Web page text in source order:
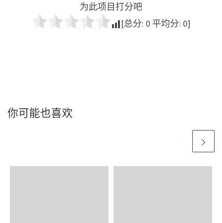
为此项目打分吧
[总分: 0 平均分: 0]
你可能也喜欢